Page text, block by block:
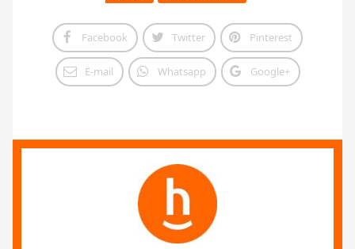
Facebook Twitter Pinterest
E-mail Whatsapp Google+